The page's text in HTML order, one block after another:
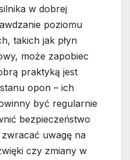
w dobrej
poziomu
takich jak płyn
może zapobiec
praktyką jest
opon – ich
być regularnie
bezpieczeństwo
uwagę na
czy zmiany w